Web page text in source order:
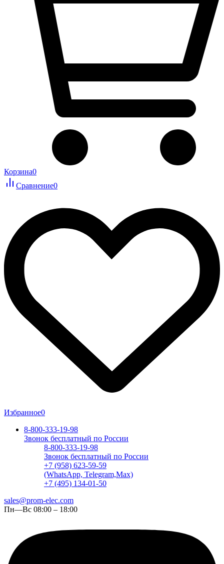
Корзина0
Сравнение0
Избранное0
8-800-333-19-98
Звонок бесплатный по России
8-800-333-19-98
Звонок бесплатный по России
+7 (958) 623-59-59
(WhatsApp, Telegram,Max)
+7 (495) 134-01-50
sales@prom-elec.com
Пн—Вс 08:00 – 18:00